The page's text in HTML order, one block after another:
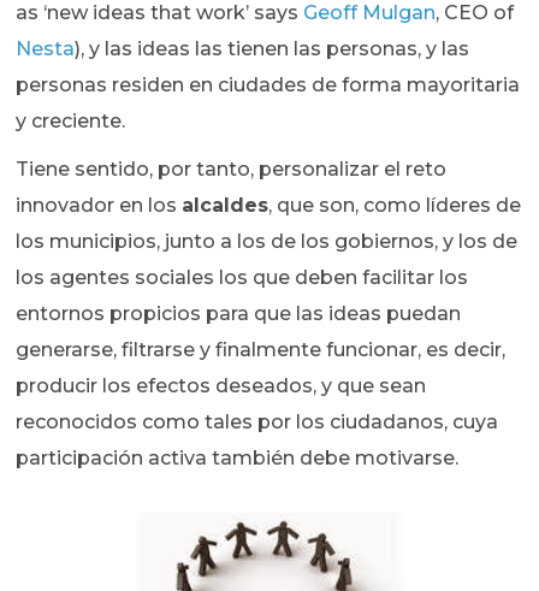
as ‘new ideas that work’ says Geoff Mulgan, CEO of
Nesta), y las ideas las tienen las personas, y las
personas residen en ciudades de forma mayoritaria
y creciente.
Tiene sentido, por tanto, personalizar el reto
innovador en los alcaldes, que son, como líderes de
los municipios, junto a los de los gobiernos, y los de
los agentes sociales los que deben facilitar los
entornos propicios para que las ideas puedan
generarse, filtrarse y finalmente funcionar, es decir,
producir los efectos deseados, y que sean
reconocidos como tales por los ciudadanos, cuya
participación activa también debe motivarse.